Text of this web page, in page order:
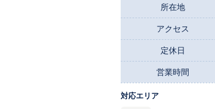
所在地
アクセス
定休日
営業時間
対応エリア